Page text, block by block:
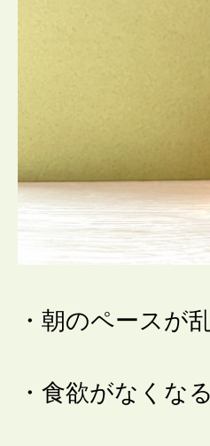
・朝のペースが
・食欲がなくなる